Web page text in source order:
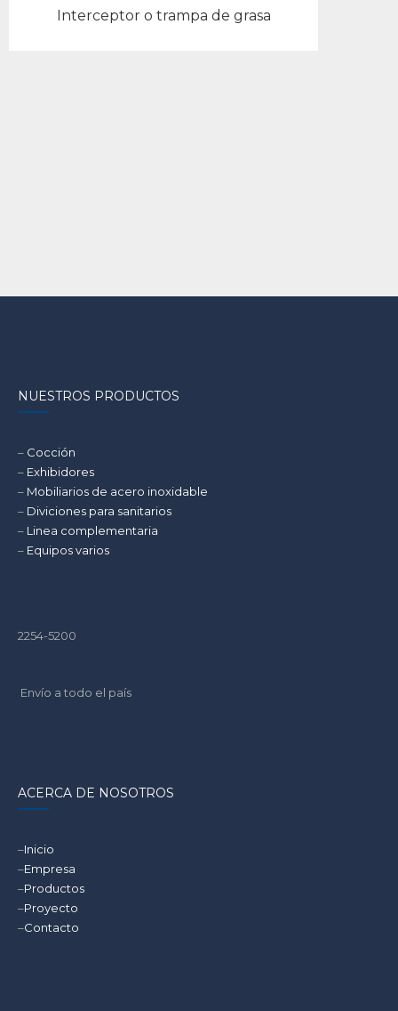
Interceptor o trampa de grasa
NUESTROS PRODUCTOS
– Cocción
– Exhibidores
– Mobiliarios de acero inoxidable
– Diviciones para sanitarios
– Linea complementaria
– Equipos varios
2254-5200
Envío a todo el país
ACERCA DE NOSOTROS
–Inicio
–Empresa
–Productos
–Proyecto
–Contacto